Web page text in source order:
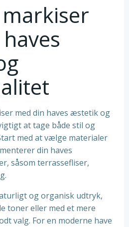
med din haves æstetik og
at tage både stil og
med at vælge materialer
din haves
såsom terrassefliser,
og organisk udtryk,
toner eller med et mere
valg. For en moderne have